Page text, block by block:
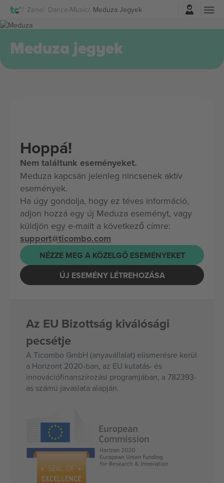
Zene Dance-Music Meduza Jegyek
Belépés
Meduza jegyek
Hoppá!
Nem találtunk eseményeket.
Meduza kapcsán jelenleg nincsenek aktív
események.
Ha úgy gondolja, hogy ez téves információ,
adjon hozzá egy új Meduza eseményt, vagy
küldjön egy e-mailt a következő címre:
support@ticombo.com
NÉZZE MEG A KÖZELGŐ ESEMÉNYEKET
ÚJ ESEMÉNY LÉTREHOZÁSA
Az EU Bizottság kiválósági
pecsétje
A Ticombo GmbH (anyavállalat) elismerésre kerül
a Horizont 2020-ban, az EU kutatás- és
innovációfinanszírozási programjában, a 782393-
as számú javaslata alapján.